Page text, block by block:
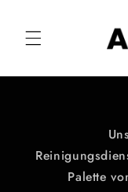
Inhalt
Palette